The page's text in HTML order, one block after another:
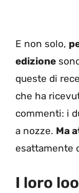
E non solo,
edizione
queste di
che ha
commenti: i
a nozze. Ma
esattamente
I loro